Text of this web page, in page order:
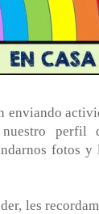
perfil
fotos y
les